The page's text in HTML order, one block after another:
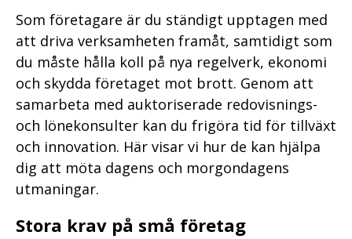
Som företagare är du ständigt upptagen med
att driva verksamheten framåt, samtidigt som
du måste hålla koll på nya regelverk, ekonomi
och skydda företaget mot brott. Genom att
samarbeta med auktoriserade redovisnings-
och lönekonsulter kan du frigöra tid för tillväxt
och innovation. Här visar vi hur de kan hjälpa
dig att möta dagens och morgondagens
utmaningar.
Stora krav på små företag